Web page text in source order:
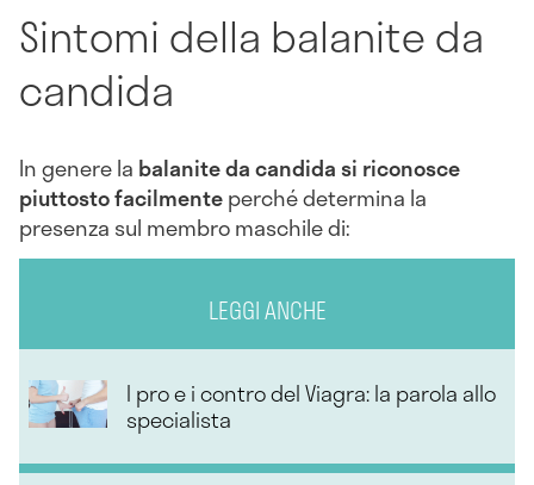
Sintomi della balanite da
candida
In genere la balanite da candida si riconosce
piuttosto facilmenteperché determina la
presenza sul membro maschile di:
LEGGI ANCHE
I pro e i contro del Viagra: la parola allo
specialista